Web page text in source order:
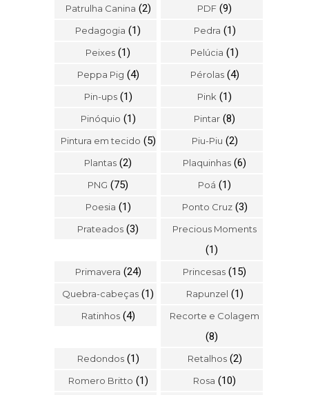
Patrulha Canina (2) PDF (9)
Pedagogia (1) Pedra (1)
Peixes (1) Pelúcia (1)
Peppa Pig (4) Pérolas (4)
Pin-ups (1) Pink (1)
Pinóquio (1) Pintar (8)
Pintura em tecido (5) Piu-Piu (2)
Plantas (2) Plaquinhas (6)
PNG (75) Poá (1)
Poesia (1) Ponto Cruz (3)
Prateados (3) Precious Moments
(1)
Primavera (24) Princesas (15)
Quebra-cabeças (1) Rapunzel (1)
Ratinhos (4) Recorte e Colagem
(8)
Redondos (1) Retalhos (2)
Romero Britto (1) Rosa (10)